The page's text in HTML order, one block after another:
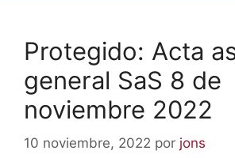
Protegido: Acta
general SaS 8 de
noviembre 2022
10 noviembre, 2022 por jons